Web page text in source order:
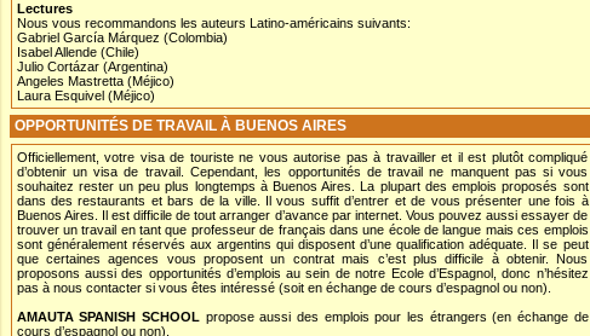
Lectures
Nous vous recommandons les auteurs Latino-américains suivants:
Gabriel García Márquez (Colombia)
Isabel Allende (Chile)
Julio Cortázar (Argentina)
Angeles Mastretta (Méjico)
Laura Esquivel (Méjico)
OPPORTUNITÉS DE TRAVAIL À BUENOS AIRES
Officiellement, votre visa de touriste ne vous autorise pas à travailler et il est plutôt compliqué
d’obtenir un visa de travail. Cependant, les opportunités de travail ne manquent pas si vous
souhaitez rester un peu plus longtemps à Buenos Aires. La plupart des emplois proposés sont
dans des restaurants et bars de la ville. Il vous suffit d’entrer et de vous présenter une fois à
Buenos Aires. Il est difficile de tout arranger d’avance par internet. Vous pouvez aussi essayer de
trouver un travail en tant que professeur de français dans une école de langue mais ces emplois
sont généralement réservés aux argentins qui disposent d’une qualification adéquate. Il se peut
que certaines agences vous proposent un contrat mais c’est plus difficile à obtenir. Nous
proposons aussi des opportunités d’emplois au sein de notre Ecole d’Espagnol, donc n’hésitez
pas à nous contacter si vous êtes intéressé (soit en échange de cours d’espagnol ou non).
AMAUTA SPANISH SCHOOL propose aussi des emplois pour les étrangers (en échange de
cours d’espagnol ou non).